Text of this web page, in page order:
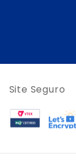
Site Seguro